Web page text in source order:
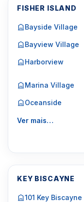
FISHER ISLAND
Bayside Village
Bayview Village
Harborview
Marina Village
Oceanside
Ver mais…
KEY BISCAYNE
101 Key Biscayne